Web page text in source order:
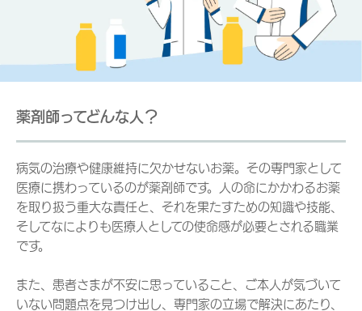
薬剤師ってどんな人？
病気の治療や健康維持に欠かせないお薬。その専門家として
医療に携わっているのが薬剤師です。人の命にかかわるお薬
を取り扱う重大な責任と、それを果たすための知識や技能、
そしてなによりも医療人としての使命感が必要とされる職業
です。
また、患者さまが不安に思っていること、ご本人が気づいて
いない問題点を見つけ出し、専門家の立場で解決にあたり、